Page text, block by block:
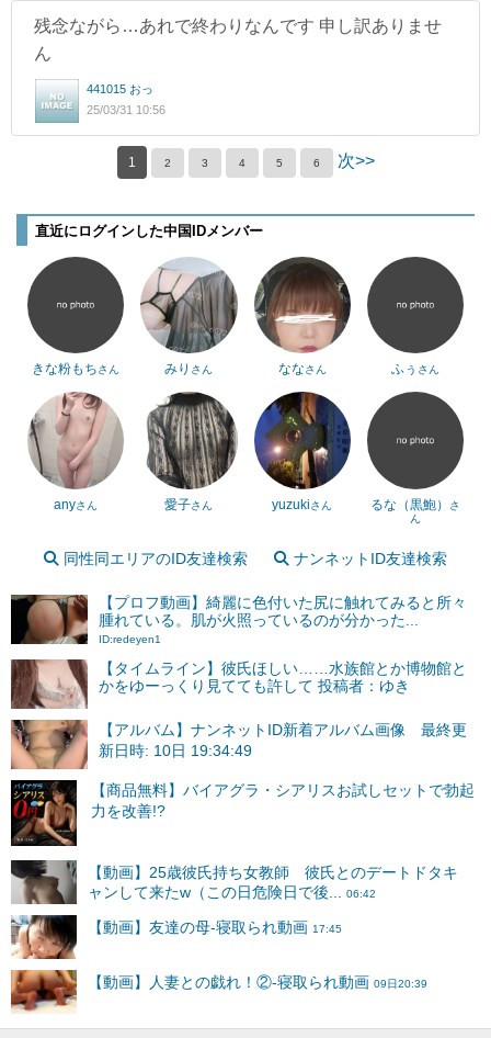
残念ながら…あれで終わりなんです 申し訳ありませ
ん
441015 おっ
25/03/31 10:56
1 2 3 4 5 6 次>>
直近にログインした中国IDメンバー
きな粉もちさん みり さん ななさん ふぅ さん
anyさん 愛子さん yuzukiさん るな（黒鮑）
さ
ん
同性同エリアのID友達検索 ナンネットID友達検索
【プロフ動画】綺麗に色付いた尻に触れてみると所々
腫れている。肌が火照っているのが分かった...
ID:redeyen1
【タイムライン】彼氏ほしい……水族館とか博物館と
かをゆーっくり見てても許して 投稿者：ゆき
【アルバム】ナンネットID新着アルバム画像 最終更
新日時: 10日 19:34:49